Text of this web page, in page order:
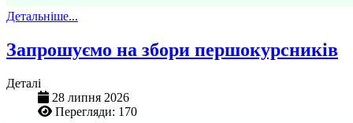
Детальніше...
Запрошуємо на збори першокурсників
Деталі
28 липня 2026
Перегляди: 170